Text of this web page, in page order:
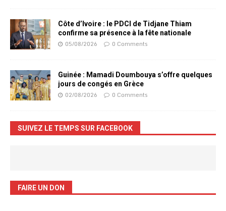
Côte d’Ivoire : le PDCI de Tidjane Thiam
confirme sa présence à la fête nationale
05/08/2026 0 Comments
Guinée : Mamadi Doumbouya s’offre quelques
jours de congés en Grèce
02/08/2026 0 Comments
SUIVEZ LE TEMPS SUR FACEBOOK
FAIRE UN DON